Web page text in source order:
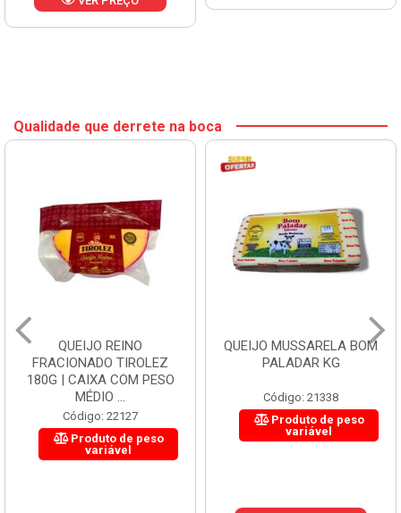
Qualidade que derrete na boca
QUEIJO REINO
FRACIONADO TIROLEZ
180G | CAIXA COM PESO
MÉDIO ...
Código: 22127
Produto de peso
variável
QUEIJO MUSSARELA BOM
PALADAR KG
Código: 21338
Produto de peso
variável